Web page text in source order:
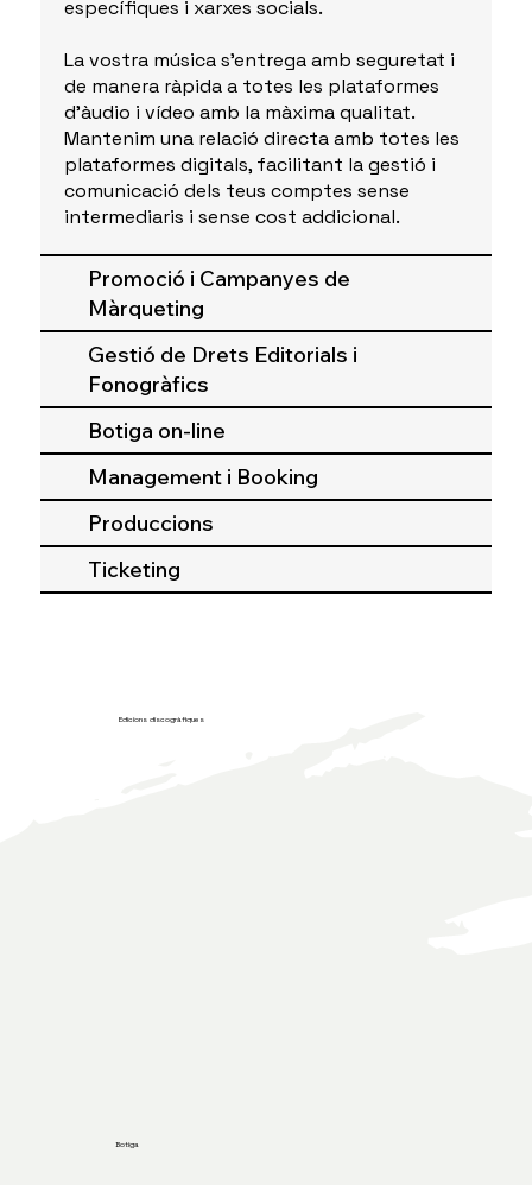
específiques i xarxes socials.
La vostra música s'entrega amb seguretat i
de manera ràpida a totes les plataformes
d'àudio i vídeo amb la màxima qualitat.
Mantenim una relació directa amb totes les
plataformes digitals, facilitant la gestió i
comunicació dels teus comptes sense
intermediaris i sense cost addicional.
Promoció i Campanyes de
Màrqueting
Gestió de Drets Editorials i
Fonogràfics
Botiga on-line
Management i Booking
Produccions
Ticketing
Botiga
Edicions discogràfiques